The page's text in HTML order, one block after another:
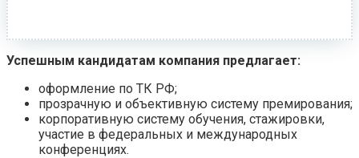
Успешным кандидатам компания предлагает:
оформление по ТК РФ;
прозрачную и объективную систему премирования;
корпоративную систему обучения, стажировки,
участие в федеральных и международных
конференциях.